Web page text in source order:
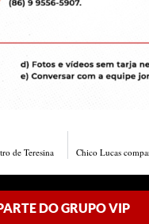
de Teresina
DO GRUPO VIP